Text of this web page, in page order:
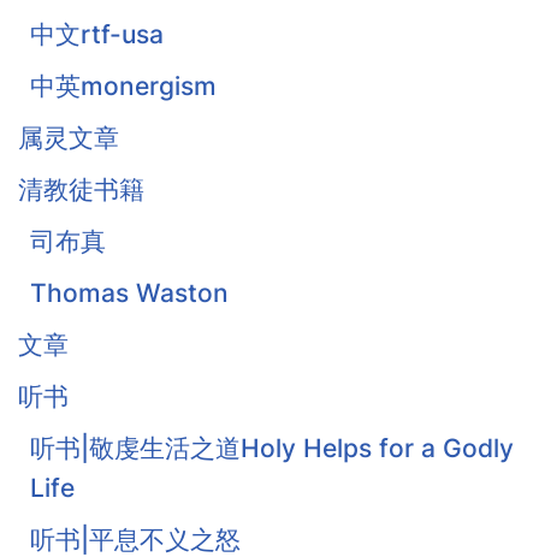
中文rtf-usa
中英monergism
属灵文章
清教徒书籍
司布真
Thomas Waston
文章
听书
听书|敬虔生活之道Holy Helps for a Godly
Life
听书|平息不义之怒